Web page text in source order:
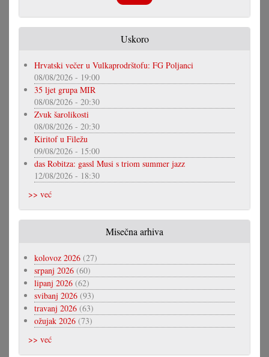
Uskoro
Hrvatski večer u Vulkaprodrštofu: FG Poljanci
08/08/2026 - 19:00
35 ljet grupa MIR
08/08/2026 - 20:30
Zvuk šarolikosti
08/08/2026 - 20:30
Kiritof u Filežu
09/08/2026 - 15:00
das Robitza: gassl Musi s triom summer jazz
12/08/2026 - 18:30
>> već
Misečna arhiva
kolovoz 2026 (27)
srpanj 2026 (60)
lipanj 2026 (62)
svibanj 2026 (93)
travanj 2026 (63)
ožujak 2026 (73)
>> već